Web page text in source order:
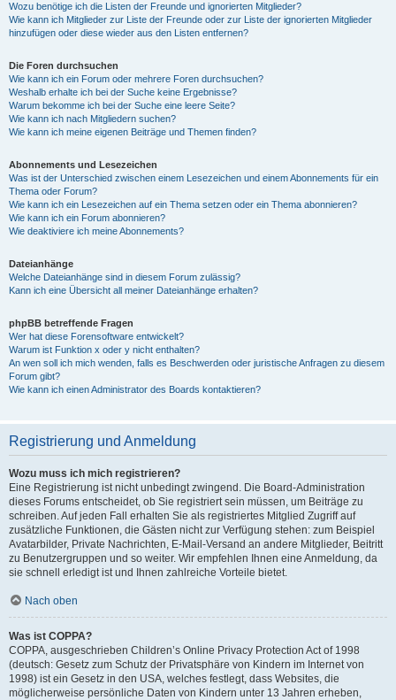
Wozu benötige ich die Listen der Freunde und ignorierten Mitglieder?
Wie kann ich Mitglieder zur Liste der Freunde oder zur Liste der ignorierten Mitglieder
hinzufügen oder diese wieder aus den Listen entfernen?
Die Foren durchsuchen
Wie kann ich ein Forum oder mehrere Foren durchsuchen?
Weshalb erhalte ich bei der Suche keine Ergebnisse?
Warum bekomme ich bei der Suche eine leere Seite?
Wie kann ich nach Mitgliedern suchen?
Wie kann ich meine eigenen Beiträge und Themen finden?
Abonnements und Lesezeichen
Was ist der Unterschied zwischen einem Lesezeichen und einem Abonnements für ein
Thema oder Forum?
Wie kann ich ein Lesezeichen auf ein Thema setzen oder ein Thema abonnieren?
Wie kann ich ein Forum abonnieren?
Wie deaktiviere ich meine Abonnements?
Dateianhänge
Welche Dateianhänge sind in diesem Forum zulässig?
Kann ich eine Übersicht all meiner Dateianhänge erhalten?
phpBB betreffende Fragen
Wer hat diese Forensoftware entwickelt?
Warum ist Funktion x oder y nicht enthalten?
An wen soll ich mich wenden, falls es Beschwerden oder juristische Anfragen zu diesem
Forum gibt?
Wie kann ich einen Administrator des Boards kontaktieren?
Registrierung und Anmeldung
Wozu muss ich mich registrieren?
Eine Registrierung ist nicht unbedingt zwingend. Die Board-Administration
dieses Forums entscheidet, ob Sie registriert sein müssen, um Beiträge zu
schreiben. Auf jeden Fall erhalten Sie als registriertes Mitglied Zugriff auf
zusätzliche Funktionen, die Gästen nicht zur Verfügung stehen: zum Beispiel
Avatarbilder, Private Nachrichten, E-Mail-Versand an andere Mitglieder, Beitritt
zu Benutzergruppen und so weiter. Wir empfehlen Ihnen eine Anmeldung, da
sie schnell erledigt ist und Ihnen zahlreiche Vorteile bietet.
Nach oben
Was ist COPPA?
COPPA, ausgeschrieben Children’s Online Privacy Protection Act of 1998
(deutsch: Gesetz zum Schutz der Privatsphäre von Kindern im Internet von
1998) ist ein Gesetz in den USA, welches festlegt, dass Websites, die
möglicherweise persönliche Daten von Kindern unter 13 Jahren erheben,